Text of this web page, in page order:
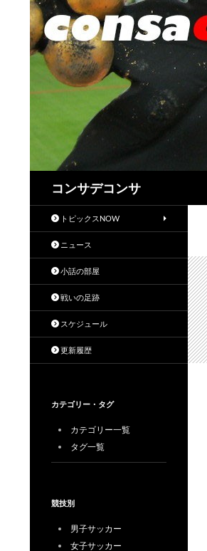
コンサデコンサ
トピックスNOW
ニュース
小話の部屋
戦いの足跡
スケジュール
更新履歴
カテゴリー・タグ
カテゴリー一覧
タグ一覧
競技別
男子サッカー
女子サッカー